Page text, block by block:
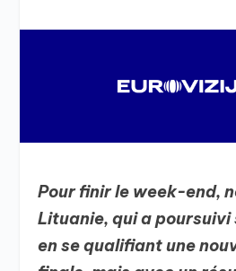
Pour finir le week-end,
Lituanie, qui a poursuivi
en se qualifiant une